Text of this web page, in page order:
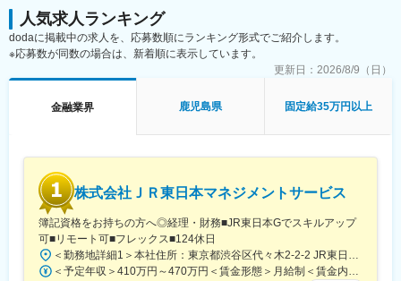
以外のことも行って頂きます。
■当社について：
当社は暗号資産専業のスタートアップです。
暗号資産技術の応用によって、「オープンでフェアな社会を実現
ビットコインをはじめとした暗号資産は、「誰でも参加・利用で
は情報の領域でそれらを実現し、世界を大きく変えました。あら
ゆる価値を流通させることができるビットコインの関連技術は、
社会構造に革新をもたらすものでもあるのです。私たちは、私た
ちの究極の願いである「誰もが自由になれる社会」の実現に向け
て、その普及の一助になりたいと考えています。
変更の範囲：会社の定める業務
人気求人ランキング
dodaに掲載中の求人を、応募数順にランキング形式でご紹介します。
※応募数が同数の場合は、新着順に表示しています。
更新日： 2026/8/9（日）
金融業界 鹿児島県 固定給35万円以上
株式会社ＪＲ東日本マネジメントサービス
簿記資格をお持ちの方へ◎経理・財務■JR東日本Gでスキルアップ
可■リモート可■フレックス■124休日